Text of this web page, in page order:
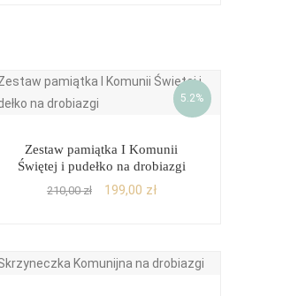
5.2%
Zestaw pamiątka I Komunii
Świętej i pudełko na drobiazgi
210,00zł 199,00 zł